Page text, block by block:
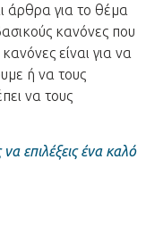
άρθρα για το θέμα
κανόνες που
είναι για να
ή να τους
να τους
επιλέξεις ένα καλό